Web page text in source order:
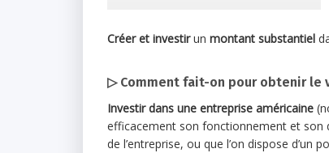
Créer et investirun montant substantiel
▷ Comment fait-on pour obtenir le
Investir dans une entreprise américaine
efficacement son fonctionnement et son
de l’entreprise, ou que l’on dispose d’un